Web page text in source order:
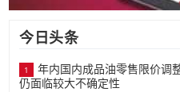
今日头条
1
年内国内成品油零售限价调
仍面临较大不确定性